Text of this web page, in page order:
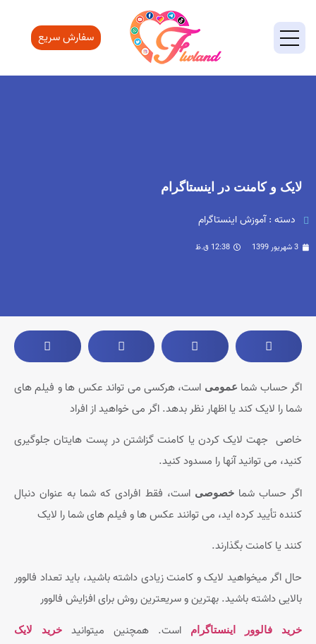
سفارش سریع
لایک و کامنت در اینستاگرام
دسته :آموزش اینستاگرام
3 شهریور 1399 12:38 ق.ظ
اگر حساب شما عمومی است، هرکسی می تواند عکس ها و فیلم های
شما را لایک کند یا اظهار نظر بدهد. اگر می خواهید از افراد
خاصی جهت لایک کردن یا کامنت گزاشتن در پست هایتان جلوگیری
کنید، می توانید آنها را مسدود کنید.
اگر حساب شماخصوصی است، فقط افرادی که شما به عنوان دنبال
کننده تأیید کرده اید، می توانند عکس ها و فیلم های شما را لایک
کنند یا کامنت بگذارند.
حال اگر میخواهید لایک و کامنت زیادی داشته باشید، باید تعداد فالوور
بالایی داشته باشید. بهترین و سریعترین روش برای افزایش فالوور
خرید فالوور اینستاگرام است. همچنین میتوانید
خرید لایک